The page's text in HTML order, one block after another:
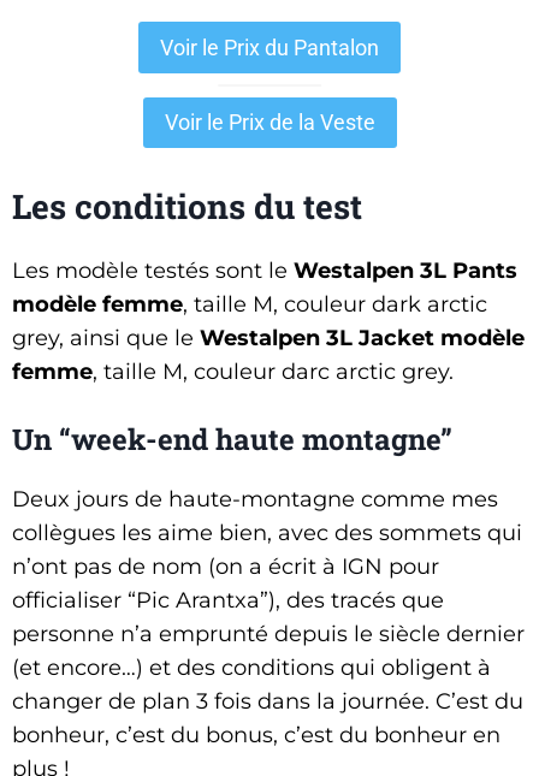
Voir le Prix du Pantalon
Voir le Prix de la Veste
Les conditions du test
Les modèle testés sont le Westalpen 3L Pants
modèle femme, taille M, couleur dark arctic
grey, ainsi que le Westalpen 3L Jacket modèle
femme, taille M, couleur darc arctic grey.
Un “week-end haute montagne”
Deux jours de haute-montagne comme mes
collègues les aime bien, avec des sommets qui
n’ont pas de nom (on a écrit à IGN pour
officialiser “Pic Arantxa”), des tracés que
personne n’a emprunté depuis le siècle dernier
(et encore…) et des conditions qui obligent à
changer de plan 3 fois dans la journée. C’est du
bonheur, c’est du bonus, c’est du bonheur en
plus !